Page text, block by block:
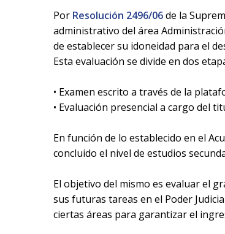
Por Resolución 2496/06de la
administrativo del área
de establecer su idoneidad para el
Esta evaluación se divide en dos
• Examen escrito a través de la
• Evaluación presencial a cargo del
En función de lo establecido en el
concluido el nivel de estudios
El objetivo del mismo es evaluar el
sus futuras tareas en el Poder
ciertas áreas para garantizar el